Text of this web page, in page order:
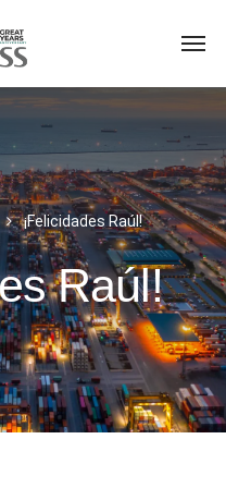
¡Felicidades Raúl!
Raúl!